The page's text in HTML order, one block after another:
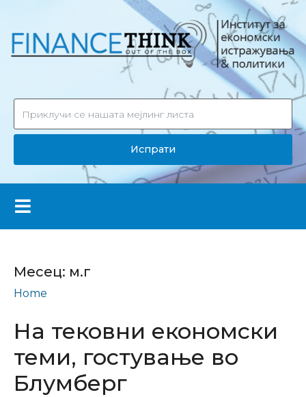
Испрати
Месец: м.г
Home
На тековни економски
теми, гостување во
Блумберг